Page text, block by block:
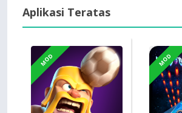
Aplikasi Teratas
MOD MOD